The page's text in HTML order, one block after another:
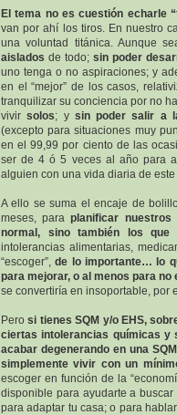
El tema no es cuestión echarle
van por ahí los tiros. En nuestro
una voluntad titánica. Aunque
aislados de todo; sin poder
uno tenga o no aspiraciones; y
en el “mejor” de los casos,
tranquilizar su conciencia por no
vivirsolos; y sin poder salir a
(excepto para situaciones muy
en el 99,99 por ciento de las
ser de 4 ó 5 veces al año para
alguien con una vida diaria de
A ello se suma el encaje de
meses, paraplanificar
normal, sino también los que
intolerancias alimentarias,
“escoger”,de lo importante… lo
para mejorar, o al menos para no
se convertiría en insoportable, por
Perosi tienes SQM y/o EHS,
ciertas intolerancias químicas y
acabar degenerando en una
simplemente vivir con un
escoger en función de la
disponible para ayudarte a
para adaptar tu casa; o para